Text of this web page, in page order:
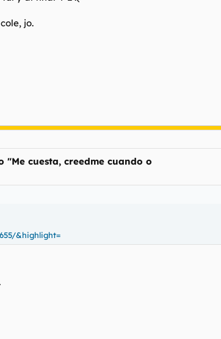
jo.
"Me cuesta, creedme cuando o
&highlight=